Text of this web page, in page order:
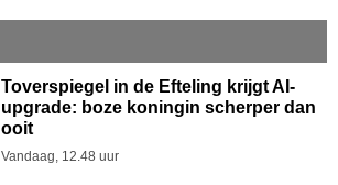
Toverspiegel in de Efteling krijgt AI-
upgrade: boze koningin scherper dan
ooit
Vandaag, 12.48 uur